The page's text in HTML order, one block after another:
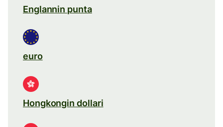
Englannin punta
euro
Hongkongin dollari